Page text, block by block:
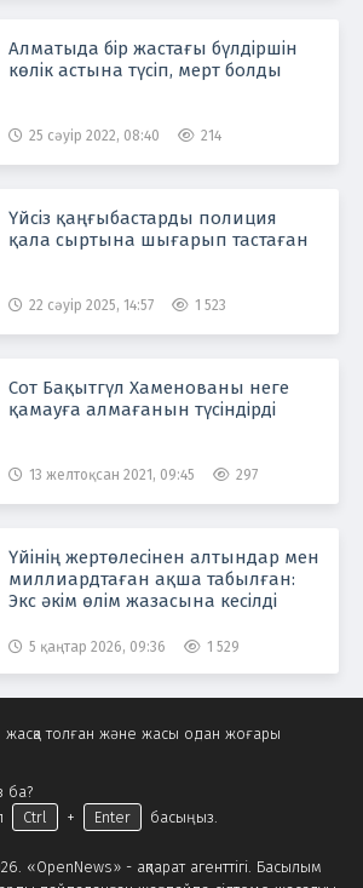
Алматыда бір жастағы бүлдіршін
көлік астына түсіп, мерт болды
25 сәуір 2022, 08:40 214
Үйсіз қаңғыбастарды полиция
қала сыртына шығарып тастаған
22 сәуір 2025, 14:57 1 523
Сот Бақытгүл Хаменованы неге
қамауға алмағанын түсіндірді
13 желтоқсан 2021, 09:45 297
Үйінің жертөлесінен алтындар мен
миллиардтаған ақша табылған:
Экс әкім өлім жазасына кесілді
5 қаңтар 2026, 09:36 1 529
«OpenNews» - ақпарат агенттігі. Басылым
жасқа толған және жасы одан жоғары
ба?
Ctrl + Enter басыңыз.